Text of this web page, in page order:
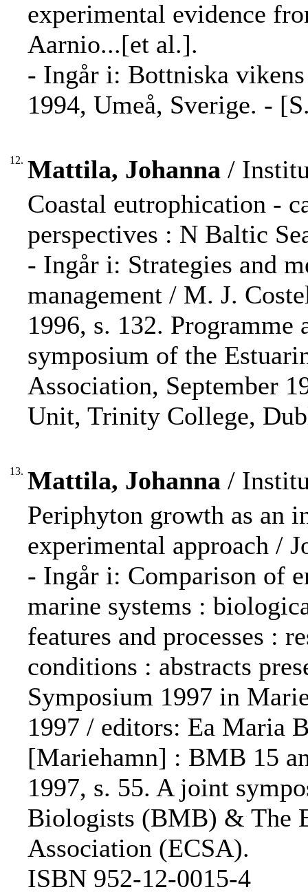
experimental evidence
Aarnio...[et al.].
- Ingår i: Bottniska
1994, Umeå, Sverige. -
12. Mattila, Johanna /
Coastal eutrophication -
perspectives : N Baltic
- Ingår i: Strategies and
management / M. J.
1996, s. 132. Programme
symposium of the
Association, September
Unit, Trinity College,
13. Mattila, Johanna /
Periphyton growth as an
experimental approach /
- Ingår i: Comparison of
marine systems :
features and processes :
conditions : abstracts
Symposium 1997 in
1997 / editors: Ea Maria
[Mariehamn] : BMB 15
1997, s. 55. A joint
Biologists (BMB) & The
Association (ECSA).
ISBN 952-12-0015-4